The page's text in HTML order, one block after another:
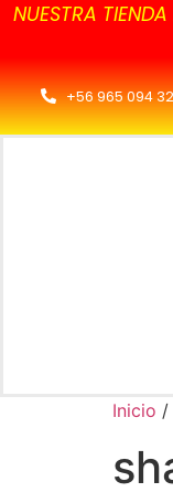
NUESTRA
+56 965 094
Inicio /